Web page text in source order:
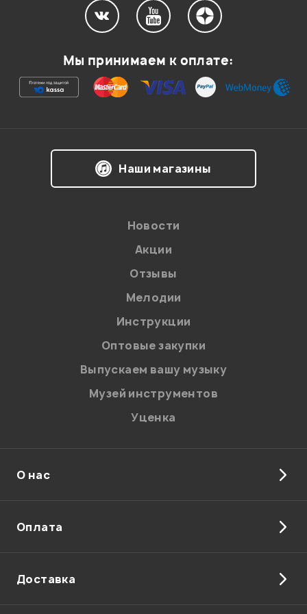
1
Ваш отзыв...
Гость 15.01.2015
0
Мой отзыв о товаре
Ваша оценка:
Впечатления о товаре:
Мы принимаем к оплате:
Наши магазины
Новости
Акции
Отзывы
Мелодии
Инструкции
Оптовые закупки
Выпускаем вашу музыку
Музей инструментов
Уценка
О нас
Оплата
Доставка